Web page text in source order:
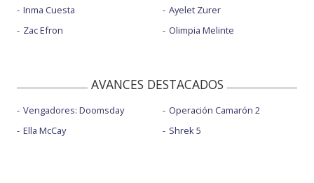
Inma Cuesta
Zac Efron
Ayelet Zurer
Olimpia Melinte
AVANCES DESTACADOS
Vengadores: Doomsday
Ella McCay
Operación Camarón 2
Shrek 5